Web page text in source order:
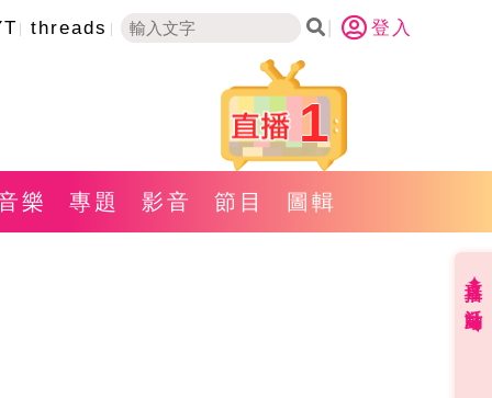
threads 登入
1
樂 專題 影音 節目 圖輯
直播✦活動